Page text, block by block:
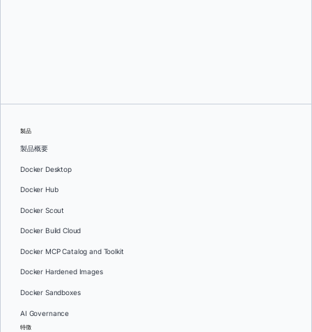
製品
製品概要
Docker Desktop
Docker Hub
Docker Scout
Docker Build Cloud
Docker MCP Catalog and Toolkit
Docker Hardened Images
Docker Sandboxes
AI Governance
特徴